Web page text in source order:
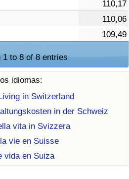
110,17
110,06
109,49
1 to 8 of 8 entries
idiomas:
in Switzerland
in der Schweiz
vita in Svizzera
vie en Suisse
vida en Suiza